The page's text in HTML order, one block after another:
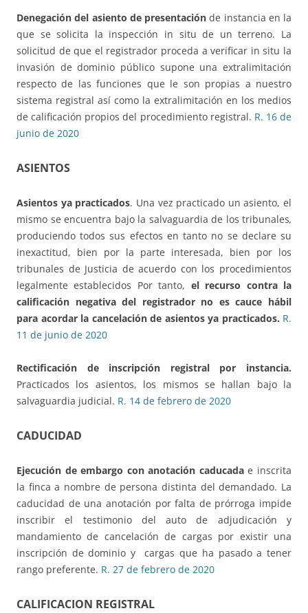
Denegación del asiento de presentaciónde instancia en la
que se solicita la inspección in situ de un terreno. La
solicitud de que el registrador proceda a verificar in situ la
invasión de dominio público supone una extralimitación
respecto de las funciones que le son propias a nuestro
sistema registral así como la extralimitación en los medios
de calificación propios del procedimiento registral. R. 16 de
junio de 2020
ASIENTOS
Asientos ya practicados. Una vez practicado un asiento, el
mismo se encuentra bajo la salvaguardia de los tribunales,
produciendo todos sus efectos en tanto no se declare su
inexactitud, bien por la parte interesada, bien por los
tribunales de Justicia de acuerdo con los procedimientos
legalmente establecidos Por tanto, el recurso contra la
calificación negativa del registrador no es cauce hábil
para acordar la cancelación de asientos ya practicados. R.
11 de junio de 2020
Rectificación de inscripción registral por instancia.
Practicados los asientos, los mismos se hallan bajo la
salvaguardia judicial. R. 14 de febrero de 2020
CADUCIDAD
Ejecución de embargo con anotación caducadae inscrita
la finca a nombre de persona distinta del demandado. La
caducidad de una anotación por falta de prórroga impide
inscribir el testimonio del auto de adjudicación y
mandamiento de cancelación de cargas por existir una
inscripción de dominio y cargas que ha pasado a tener
rango preferente. R. 27 de febrero de 2020
CALIFICACION REGISTRAL